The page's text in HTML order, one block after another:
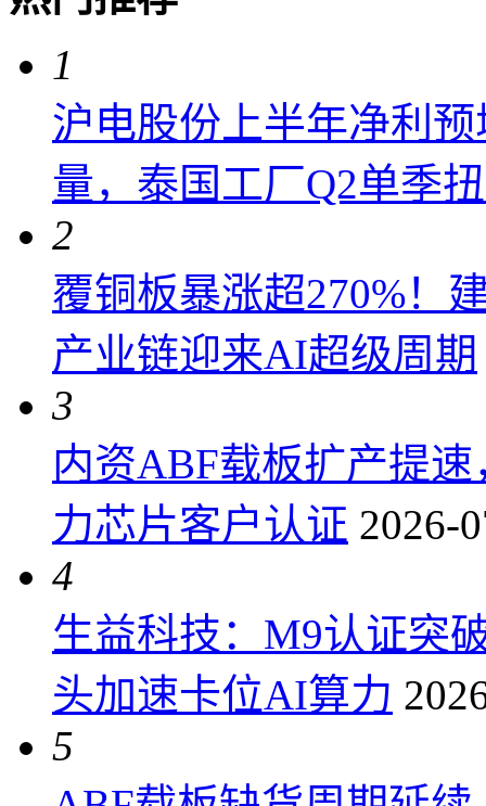
1
沪电股份上半年净利
量，泰国工厂Q2单季
2
覆铜板暴涨超270%！
产业链迎来AI超级周期
3
内资ABF载板扩产提
力芯片客户认证 2026-
4
生益科技：M9认证突
头加速卡位AI算力
5